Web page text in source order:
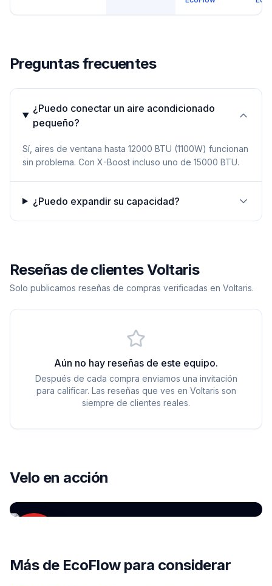
Preguntas frecuentes
¿Puedo conectar un aire acondicionado
pequeño?
Sí, aires de ventana hasta 12000 BTU (1100W) funcionan
sin problema. Con X-Boost incluso uno de 15000 BTU.
¿Puedo expandir su capacidad?
Reseñas de clientes Voltaris
Solo publicamos reseñas de compras verificadas en Voltaris.
Aún no hay reseñas de este equipo.
Después de cada compra enviamos una invitación
para calificar. Las reseñas que ves en Voltaris son
siempre de clientes reales.
Velo en acción
EcoFlow DELTA 2 — Review en español
Más de EcoFlowpara considerar